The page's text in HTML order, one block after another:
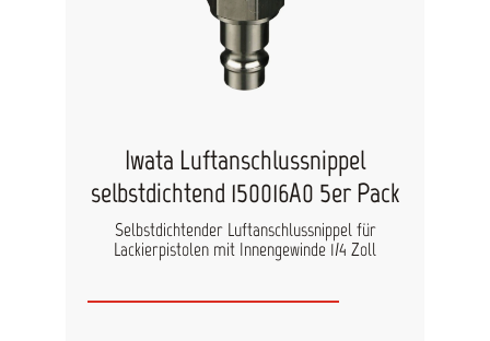
Iwata Luftanschlussnippel
selbstdichtend 150016A0 5er Pack
Selbstdichtender Luftanschlussnippel für
Lackierpistolen mit Innengewinde 1/4 Zoll